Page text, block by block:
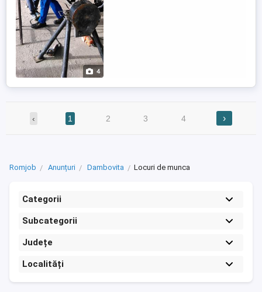
4
‹ 1 2 3 4 ›
Romjob Anunțuri Dambovita Locuri de munca
Categorii
Subcategorii
Județe
Localități